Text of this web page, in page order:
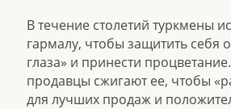
В течение столетий туркмены
гармалу, чтобы защитить себя
глаза» и принести
продавцы сжигают ее, чтобы
для лучших продаж и